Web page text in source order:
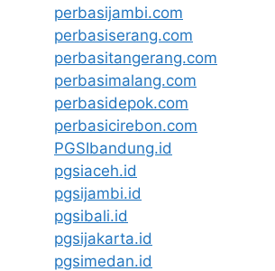
perbasijambi.com
perbasiserang.com
perbasitangerang.com
perbasimalang.com
perbasidepok.com
perbasicirebon.com
PGSIbandung.id
pgsiaceh.id
pgsijambi.id
pgsibali.id
pgsijakarta.id
pgsimedan.id